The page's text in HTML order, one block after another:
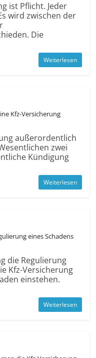
ist Pflicht. Jeder
wird zwischen der
Die
Weiterlesen
Kfz-Versicherung
außerordentlich
zwei
Kündigung
Weiterlesen
eines Schadens
die Regulierung
Kfz-Versicherung
einstehen.
Weiterlesen